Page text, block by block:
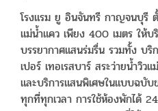
โรงแรม ยู อินจันทรี กาญจนบุรี
แม่น้ำแคว เพียง 400 เมตร ให้
บรรยากาศแสนร่มรื่น รวมทั้ง บ
เปอร์ เทอเรสบาร์ สระว่ายน้ำวิ
และบริการแสนพิเศษในแบบฉบั
ทุกที่ทุกเวลา การใช้ห้องพักได้